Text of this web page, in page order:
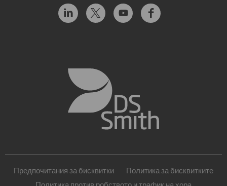
Предпочитания за бисквитки
Политика за бисквитките